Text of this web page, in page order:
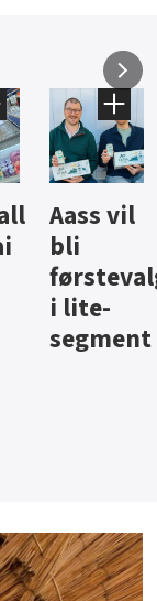
Hard
iste fra
Hansa